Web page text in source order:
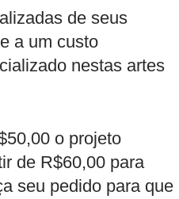
de seus
a um custo
nestas artes
o projeto
de R$60,00 para
seu pedido para que